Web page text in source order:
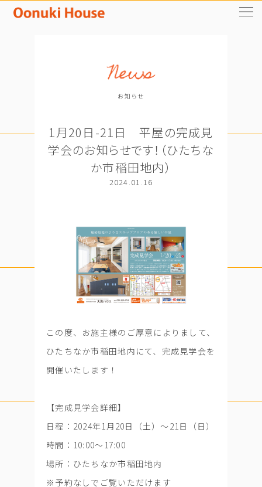
お知らせ
1月20日-21日 平屋の完成見
学会のお知らせです！（ひたちな
か市稲田地内）
2024.01.16
この度、お施主様のご厚意によりまして、
ひたちなか市稲田地内にて、完成見学会を
開催いたします！
【完成見学会詳細】
日程：2024年1月20日（土）～21日（日）
時間：10:00～17:00
場所：ひたちなか市稲田地内
※予約なしでご覧いただけます